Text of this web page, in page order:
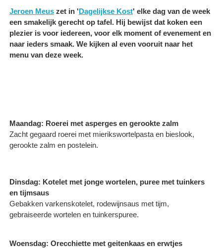
Jeroen Meus zet in 'Dagelijkse Kost' elke dag van de week
een smakelijk gerecht op tafel. Hij bewijst dat koken een
plezier is voor iedereen, voor elk moment of evenement en
naar ieders smaak. We kijken al even vooruit naar het
menu van deze week.
Maandag: Roerei met asperges en gerookte zalm
Zacht gegaard roerei met mierikswortelpasta en bieslook,
gerookte zalm en postelein.
Dinsdag: Kotelet met jonge wortelen, puree met tuinkers
en tijmsaus
Gebakken varkenskotelet, rodewijnsaus met tijm,
gebraiseerde wortelen en tuinkerspuree.
Woensdag: Orecchiette met geitenkaas en erwtjes